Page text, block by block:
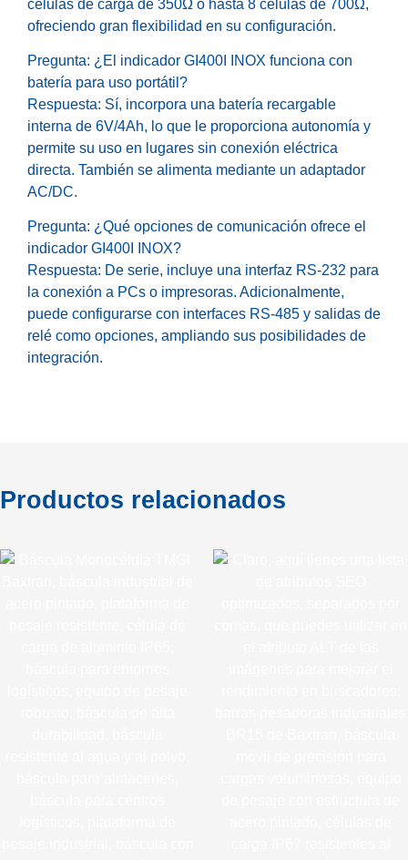
células de carga de 350Ω o hasta 8 células de 700Ω,
ofreciendo gran flexibilidad en su configuración.
Pregunta: ¿El indicador GI400I INOX funciona con
batería para uso portátil?
Respuesta: Sí, incorpora una batería recargable
interna de 6V/4Ah, lo que le proporciona autonomía y
permite su uso en lugares sin conexión eléctrica
directa. También se alimenta mediante un adaptador
AC/DC.
Pregunta: ¿Qué opciones de comunicación ofrece el
indicador GI400I INOX?
Respuesta: De serie, incluye una interfaz RS-232 para
la conexión a PCs o impresoras. Adicionalmente,
puede configurarse con interfaces RS-485 y salidas de
relé como opciones, ampliando sus posibilidades de
integración.
Productos relacionados